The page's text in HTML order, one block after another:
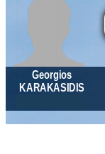
Georgios
KARAKASIDIS